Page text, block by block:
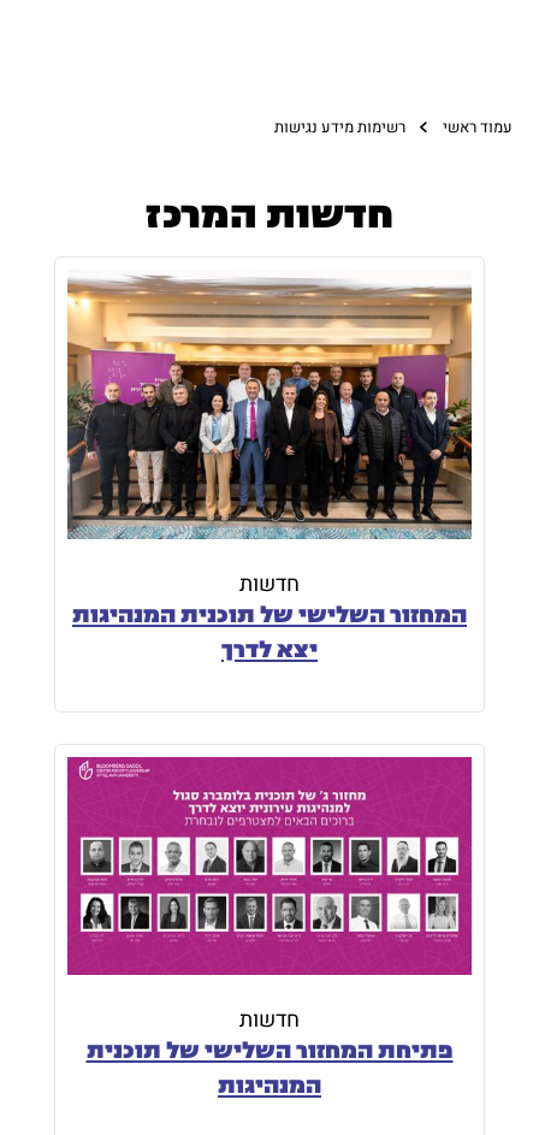
עמוד ראשי רשימות מידע נגישות
חדשות המרכז
חדשות
המחזור השלישי של תוכנית המנהיגות
יצא לדרך
חדשות
פתיחת המחזור השלישי של תוכנית
המנהיגות